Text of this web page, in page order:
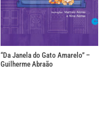
“Da Janela do Gato Amarelo” –
Guilherme Abraão